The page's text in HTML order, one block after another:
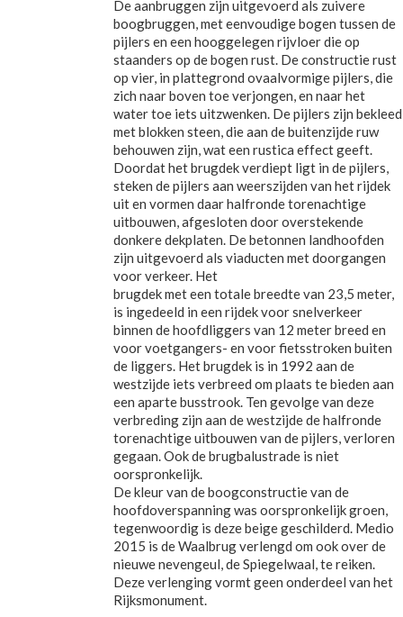
De aanbruggen zijn uitgevoerd als zuivere
boogbruggen, met eenvoudige bogen tussen de
pijlers en een hooggelegen rijvloer die op
staanders op de bogen rust. De constructie rust
op vier, in plattegrond ovaalvormige pijlers, die
zich naar boven toe verjongen, en naar het
water toe iets uitzwenken. De pijlers zijn bekleed
met blokken steen, die aan de buitenzijde ruw
behouwen zijn, wat een rustica effect geeft.
Doordat het brugdek verdiept ligt in de pijlers,
steken de pijlers aan weerszijden van het rijdek
uit en vormen daar halfronde torenachtige
uitbouwen, afgesloten door overstekende
donkere dekplaten. De betonnen landhoofden
zijn uitgevoerd als viaducten met doorgangen
voor verkeer. Het
brugdek met een totale breedte van 23,5 meter,
is ingedeeld in een rijdek voor snelverkeer
binnen de hoofdliggers van 12 meter breed en
voor voetgangers- en voor fietsstroken buiten
de liggers. Het brugdek is in 1992 aan de
westzijde iets verbreed om plaats te bieden aan
een aparte busstrook. Ten gevolge van deze
verbreding zijn aan de westzijde de halfronde
torenachtige uitbouwen van de pijlers, verloren
gegaan. Ook de brugbalustrade is niet
oorspronkelijk.
De kleur van de boogconstructie van de
hoofdoverspanning was oorspronkelijk groen,
tegenwoordig is deze beige geschilderd. Medio
2015 is de Waalbrug verlengd om ook over de
nieuwe nevengeul, de Spiegelwaal, te reiken.
Deze verlenging vormt geen onderdeel van het
Rijksmonument.